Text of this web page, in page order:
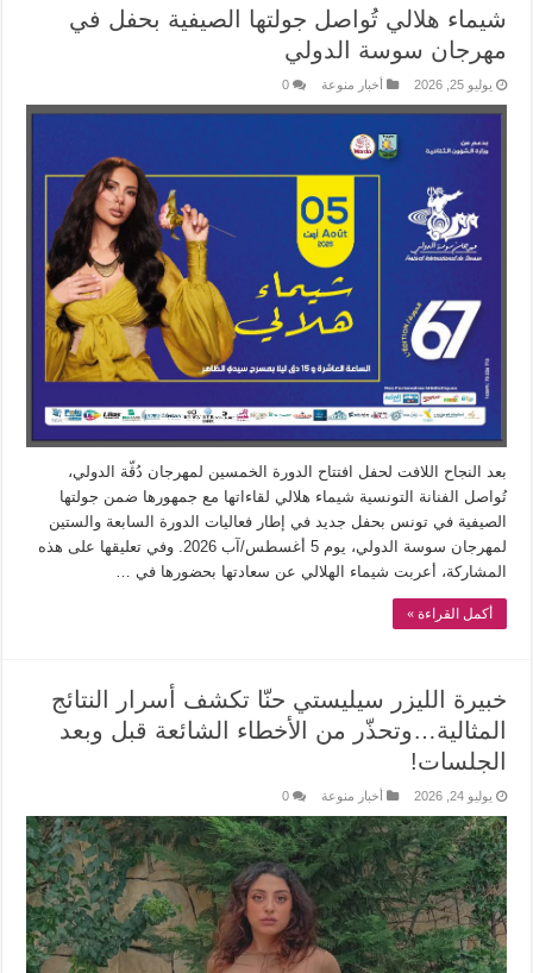
شيماء هلالي تُواصل جولتها الصيفية بحفل في
مهرجان سوسة الدولي
يوليو 25, 2026 أخبار منوعة 0
بعد النجاح اللافت لحفل افتتاح الدورة الخمسين لمهرجان دُڨّة الدولي،
تُواصل الفنانة التونسية شيماء هلالي لقاءاتها مع جمهورها ضمن جولتها
الصيفية في تونس بحفل جديد في إطار فعاليات الدورة السابعة والستين
لمهرجان سوسة الدولي، يوم 5 أغسطس/آب 2026. وفي تعليقها على هذه
المشاركة، أعربت شيماء الهلالي عن سعادتها بحضورها في …
أكمل القراءة »
خبيرة الليزر سيليستي حنّا تكشف أسرار النتائج
المثالية…وتحذّر من الأخطاء الشائعة قبل وبعد
الجلسات!
يوليو 24, 2026 أخبار منوعة 0